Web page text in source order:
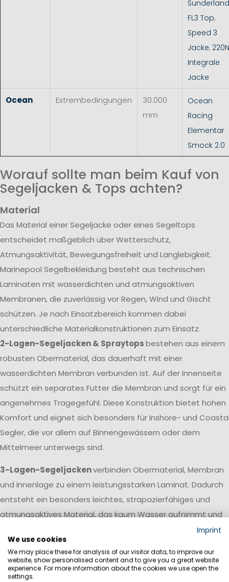
Sunderland
FL3 Top,
Speed 3
Jacke, 220N
Integrale
Jacke
Ocean Extrembedingungen
30.000
mm
Ocean
Racing
Elementar
Smock 2.0
Worauf sollte man beim Kauf von
Segeljacken & Tops achten?
Material
Das Material einer Segeljacke oder eines Segeltops
entscheidet maßgeblich über Wetterschutz,
Atmungsaktivität, Bewegungsfreiheit und Langlebigkeit.
Marinepool Segelbekleidung besteht aus technischen
Laminaten mit wasserdichten und atmungsaktiven
Membranen, die zuverlässig vor Regen, Wind und Gischt
schützen. Je nach Einsatzbereich kommen dabei
unterschiedliche Materialkonstruktionen zum Einsatz.
2-Lagen-Segeljacken & Spraytopsbestehen aus einem
robusten Obermaterial, das dauerhaft mit einer
wasserdichten Membran verbunden ist. Auf der Innenseite
schützt ein separates Futter die Membran und sorgt für ein
angenehmes Tragegefühl. Diese Konstruktion bietet hohen
Komfort und eignet sich besonders für Inshore- und
Segler, die vor allem auf Binnengewässern oder dem
Mittelmeer unterwegs sind.
3-Lagen-Segeljackenverbinden Obermaterial, Membran
und Innenlage zu einem leistungsstarken Laminat. Dadurch
entsteht ein besonders leichtes, strapazierfähiges und
atmungsaktives Material, das kaum Wasser aufnimmt und
schnell trocknet. Diese Konstruktion wird vor allem bei
Offshore-Segeljacken und professioneller Segelbekleidung
eingesetzt, die auch bei langen Hochseetörns und
Wetterbedingungen zuverlässig schützt.
Imprint
We use cookies
We may place these for analysis of our visitor data, to improve our
website, show personalised content and to give you a great website
experience. For more information about the cookies we use open the
settings.